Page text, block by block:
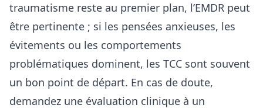
traumatisme reste au premier plan, l’EMDR peut
être pertinente ; si les pensées anxieuses, les
évitements ou les comportements
problématiques dominent, les TCC sont souvent
un bon point de départ. En cas de doute,
demandez une évaluation clinique à un